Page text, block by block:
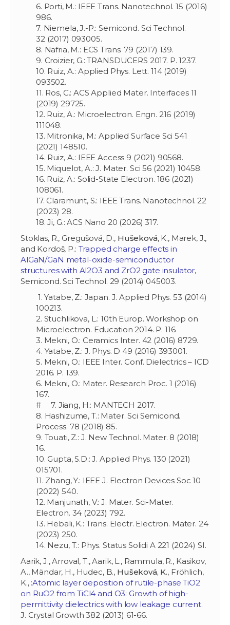
6. Porti, M.: IEEE Trans. Nanotechnol. 15 (2016)
986.
7. Niemela, J.-P.: Semicond. Sci Technol.
32 (2017) 093005.
8. Nafria, M.: ECS Trans. 79 (2017) 139.
9. Croizier, G.: TRANSDUCERS 2017. P. 1237.
10. Ruiz, A.: Applied Phys. Lett. 114 (2019)
093502.
11. Ros, C.: ACS Applied Mater. Interfaces 11
(2019) 29725.
12. Ruiz, A.: Microelectron. Engn. 216 (2019)
111048.
13. Mitronika, M.: Applied Surface Sci 541
(2021) 148510.
14. Ruiz, A.: IEEE Access 9 (2021) 90568.
15. Miquelot, A.: J. Mater. Sci 56 (2021) 10458.
16. Ruiz, A.: Solid-State Electron. 186 (2021)
108061.
17. Claramunt, S.: IEEE Trans. Nanotechnol. 22
(2023) 28.
18. Ji, G.: ACS Nano 20 (2026) 317.
Stoklas, R., Gregušová, D., Hušeková, K., Marek, J.,
and Kordoš, P.: Trapped charge effects in
AlGaN/GaN metal-oxide-semiconductor
structures with Al2O3 and ZrO2 gate insulator,
Semicond. Sci Technol. 29 (2014) 045003.
1. Yatabe, Z.: Japan. J. Applied Phys. 53 (2014)
100213.
2. Stuchlikova, L.: 10th Europ. Workshop on
Microelectron. Education 2014. P. 116.
3. Mekni, O.: Ceramics Inter. 42 (2016) 8729.
4. Yatabe, Z.: J. Phys. D 49 (2016) 393001.
5. Mekni, O.: IEEE Inter. Conf. Dielectrics – ICD
2016. P. 139.
6. Mekni, O.: Mater. Research Proc. 1 (2016)
167.
# 7. Jiang, H.: MANTECH 2017.
8. Hashizume, T.: Mater. Sci Semicond.
Process. 78 (2018) 85.
9. Touati, Z.: J. New Technol. Mater. 8 (2018)
16.
10. Gupta, S.D.: J. Applied Phys. 130 (2021)
015701.
11. Zhang, Y.: IEEE J. Electron Devices Soc 10
(2022) 540.
12. Manjunath, V.: J. Mater. Sci-Mater.
Electron. 34 (2023) 792.
13. Hebali, K.: Trans. Electr. Electron. Mater. 24
(2023) 250.
14. Nezu, T.: Phys. Status Solidi A 221 (2024) SI.
Aarik, J., Arroval, T., Aarik, L., Rammula, R., Kasikov,
A., Mändar, H., Hudec, B., Hušeková, K., Fröhlich,
K., :Atomic layer deposition of rutile-phase TiO2
on RuO2 from TiCl4 and O3: Growth of high-
permittivity dielectrics with low leakage current.
J. Crystal Growth 382 (2013) 61-66.